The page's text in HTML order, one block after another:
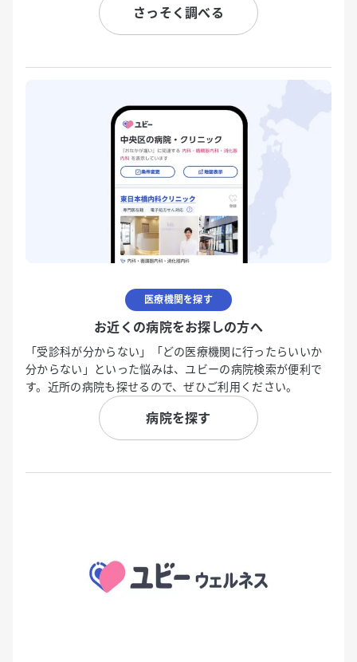
さっそく調べる
医療機関を探す
お近くの病院をお探しの方へ
「受診科が分からない」「どの医療機関に行ったらいいか
分からない」といった悩みは、ユビーの病院検索が便利で
す。近所の病院も探せるので、ぜひご利用ください。
病院を探す